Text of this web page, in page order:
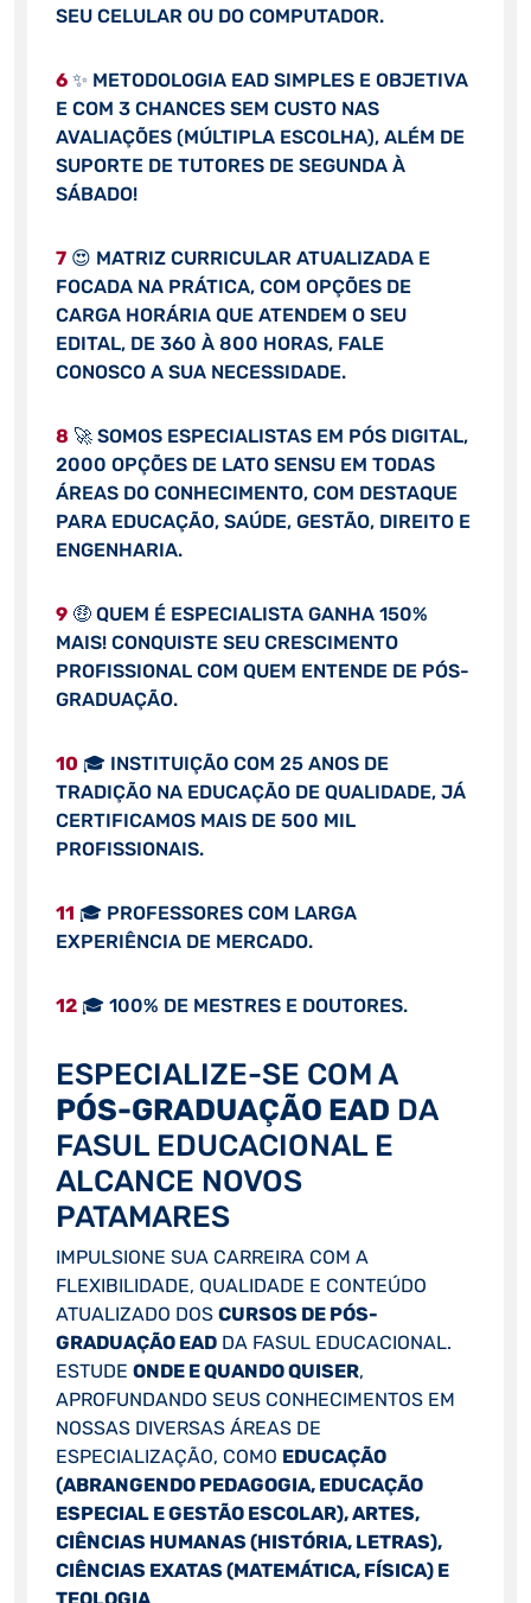
SEU CELULAR OU DO COMPUTADOR.
6✨ METODOLOGIA EAD SIMPLES E OBJETIVA
E COM 3 CHANCES SEM CUSTO NAS
AVALIAÇÕES (MÚLTIPLA ESCOLHA), ALÉM DE
SUPORTE DE TUTORES DE SEGUNDA À
SÁBADO!
7😍 MATRIZ CURRICULAR ATUALIZADA E
FOCADA NA PRÁTICA, COM OPÇÕES DE
CARGA HORÁRIA QUE ATENDEM O SEU
EDITAL, DE 360 À 800 HORAS, FALE
CONOSCO A SUA NECESSIDADE.
8 🚀 SOMOS ESPECIALISTAS EM PÓS DIGITAL,
2000 OPÇÕES DE LATO SENSU EM TODAS
ÁREAS DO CONHECIMENTO, COM DESTAQUE
PARA EDUCAÇÃO, SAÚDE, GESTÃO, DIREITO E
ENGENHARIA.
9🤑 QUEM É ESPECIALISTA GANHA 150%
MAIS! CONQUISTE SEU CRESCIMENTO
PROFISSIONAL COM QUEM ENTENDE DE PÓS-
GRADUAÇÃO.
10 🎓 INSTITUIÇÃO COM 25 ANOS DE
TRADIÇÃO NA EDUCAÇÃO DE QUALIDADE, JÁ
CERTIFICAMOS MAIS DE 500 MIL
PROFISSIONAIS.
11 🎓 PROFESSORES COM LARGA
EXPERIÊNCIA DE MERCADO.
12🎓 100% DE MESTRES E DOUTORES.
ESPECIALIZE-SE COM A
PÓS-GRADUAÇÃO EAD DA
FASUL EDUCACIONAL E
ALCANCE NOVOS
PATAMARES
IMPULSIONE SUA CARREIRA COM A
FLEXIBILIDADE, QUALIDADE E CONTEÚDO
ATUALIZADO DOS CURSOS DE PÓS-
GRADUAÇÃO EADDA FASUL EDUCACIONAL.
ESTUDE ONDE E QUANDO QUISER,
APROFUNDANDO SEUS CONHECIMENTOS EM
NOSSAS DIVERSAS ÁREAS DE
ESPECIALIZAÇÃO, COMO EDUCAÇÃO
(ABRANGENDO PEDAGOGIA, EDUCAÇÃO
ESPECIAL E GESTÃO ESCOLAR), ARTES,
CIÊNCIAS HUMANAS (HISTÓRIA, LETRAS),
CIÊNCIAS EXATAS (MATEMÁTICA, FÍSICA) E